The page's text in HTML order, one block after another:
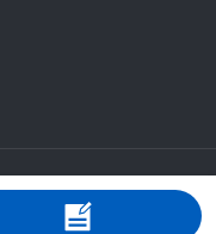
ム電池工場＆会社 | ACEバッ
粤ICP备2022150578号